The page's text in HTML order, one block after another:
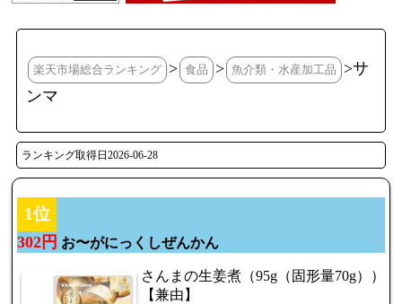
楽天市場総合ランキング > 食品 > 魚介類・水産加工品
>サ
ンマ
ランキング取得日2026-06-28
1位
302円 お〜がにっくしぜんかん
さんまの生姜煮（95g（固形量70g））
【兼由】